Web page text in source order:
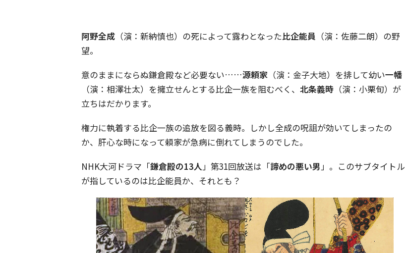
阿野全成 （演：新納慎也）の死によって露わとなった比企能員 （演：佐藤二朗）の野
望。
意のままにならぬ鎌倉殿など必要ない……源頼家 （演：金子大地）を排して幼い一幡
（演：相澤壮太）を擁立せんとする比企一族を阻むべく、 北条義時 （演：小栗旬）が
立ちはだかります。
権力に執着する比企一族の追放を図る義時。しかし全成の呪詛が効いてしまったの
か、肝心な時になって頼家が急病に倒れてしまうのでした。
NHK大河ドラマ「鎌倉殿の13人」第31回放送は「諦めの悪い男」。このサブタイトル
が指しているのは比企能員か、それとも？